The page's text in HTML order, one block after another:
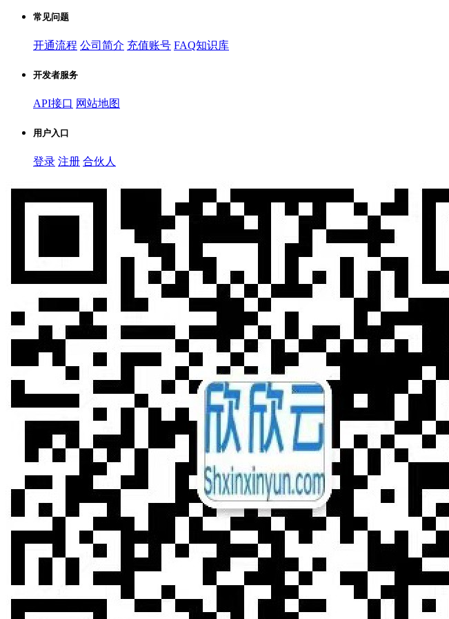
常见问题
开通流程 公司简介 充值账号 FAQ知识库
开发者服务
API接口 网站地图
用户入口
登录 注册 合伙人